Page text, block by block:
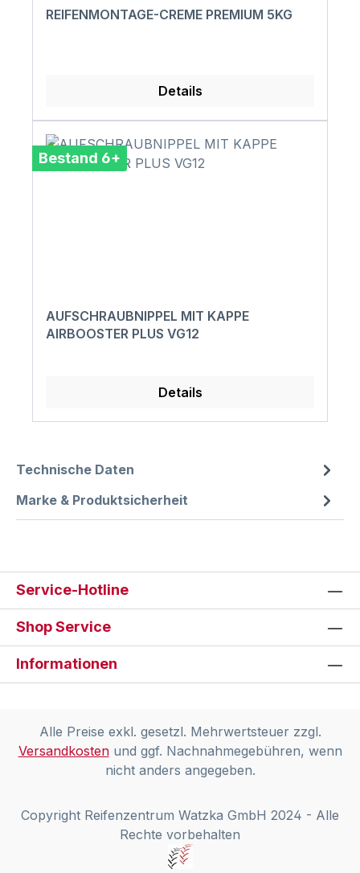
REIFENMONTAGE-CREME PREMIUM 5KG
Details
Bestand 6+
AUFSCHRAUBNIPPEL MIT KAPPE
AIRBOOSTER PLUS VG12
Details
Technische Daten
Marke & Produktsicherheit
Service-Hotline
Shop Service
Informationen
Alle Preise exkl. gesetzl. Mehrwertsteuer zzgl.
Versandkostenund ggf. Nachnahmegebühren, wenn
nicht anders angegeben.
Copyright Reifenzentrum Watzka GmbH 2024 - Alle
Rechte vorbehalten